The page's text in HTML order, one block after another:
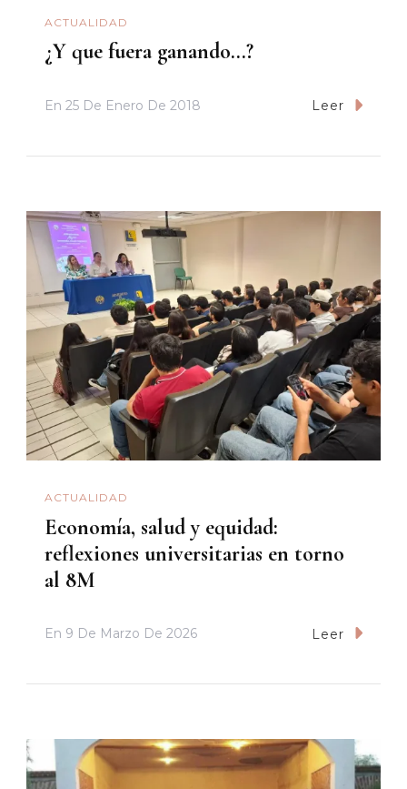
ACTUALIDAD
¿Y que fuera ganando…?
En 25 De Enero De 2018 Leer
ACTUALIDAD
Economía, salud y equidad:
reflexiones universitarias en torno
al 8M
En 9 De Marzo De 2026 Leer